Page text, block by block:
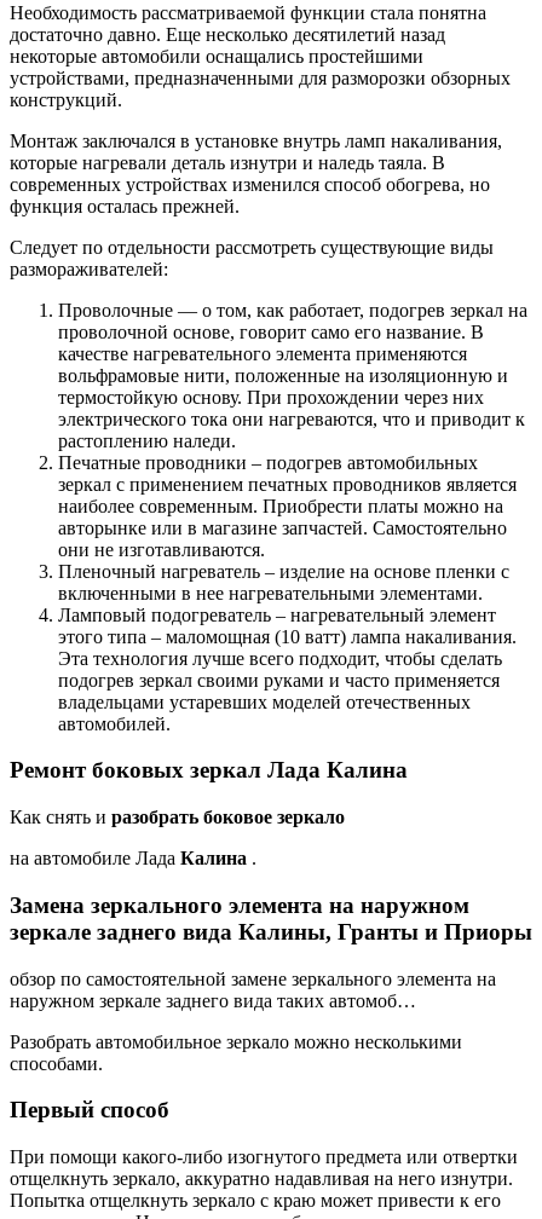
Необходимость рассматриваемой функции стала понятна
достаточно давно. Еще несколько десятилетий назад
некоторые автомобили оснащались простейшими
устройствами, предназначенными для разморозки обзорных
конструкций.
Монтаж заключался в установке внутрь ламп накаливания,
которые нагревали деталь изнутри и наледь таяла. В
современных устройствах изменился способ обогрева, но
функция осталась прежней.
Следует по отдельности рассмотреть существующие виды
размораживателей:
Проволочные — о том, как работает, подогрев зеркал на
проволочной основе, говорит само его название. В
качестве нагревательного элемента применяются
вольфрамовые нити, положенные на изоляционную и
термостойкую основу. При прохождении через них
электрического тока они нагреваются, что и приводит к
растоплению наледи.
Печатные проводники – подогрев автомобильных
зеркал с применением печатных проводников является
наиболее современным. Приобрести платы можно на
авторынке или в магазине запчастей. Самостоятельно
они не изготавливаются.
Пленочный нагреватель – изделие на основе пленки с
включенными в нее нагревательными элементами.
Ламповый подогреватель – нагревательный элемент
этого типа – маломощная (10 ватт) лампа накаливания.
Эта технология лучше всего подходит, чтобы сделать
подогрев зеркал своими руками и часто применяется
владельцами устаревших моделей отечественных
автомобилей.
Ремонт боковых зеркал Лада Калина
Как снять и разобрать боковое зеркало
на автомобиле Лада Калина .
Замена зеркального элемента на наружном
зеркале заднего вида Калины, Гранты и Приоры
обзор по самостоятельной замене зеркального элемента на
наружном зеркале заднего вида таких автомоб…
Разобрать автомобильное зеркало можно несколькими
способами.
Первый способ
При помощи какого-либо изогнутого предмета или отвертки
отщелкнуть зеркало, аккуратно надавливая на него изнутри.
Попытка отщелкнуть зеркало с краю может привести к его